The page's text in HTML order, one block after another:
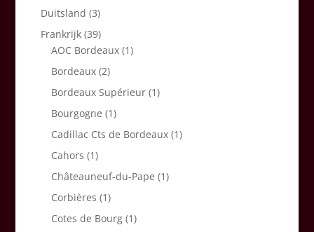
Duitsland (3)
Frankrijk (39)
AOC Bordeaux (1)
Bordeaux (2)
Bordeaux Supérieur (1)
Bourgogne (1)
Cadillac Cts de Bordeaux (1)
Cahors (1)
Châteauneuf-du-Pape (1)
Corbières (1)
Cotes de Bourg (1)